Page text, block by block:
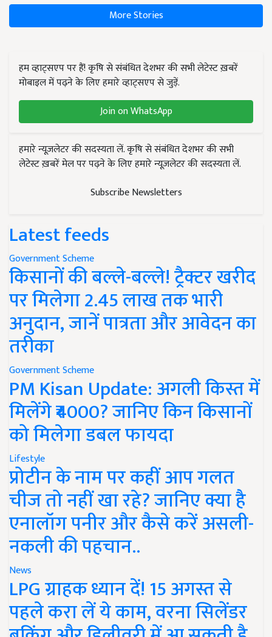
More Stories
हम व्हाट्सएप पर हैं! कृषि से संबंधित देशभर की सभी लेटेस्ट ख़बरें
मोबाइल में पढ़ने के लिए हमारे व्हाट्सएप से जुड़ें.
Join on WhatsApp
हमारे न्यूज़लेटर की सदस्यता लें. कृषि से संबंधित देशभर की सभी
लेटेस्ट ख़बरें मेल पर पढ़ने के लिए हमारे न्यूज़लेटर की सदस्यता लें.
Subscribe Newsletters
Latest feeds
Government Scheme
किसानों की बल्ले-बल्ले! ट्रैक्टर खरीद
पर मिलेगा 2.45 लाख तक भारी
अनुदान, जानें पात्रता और आवेदन का
तरीका
Government Scheme
PM Kisan Update: अगली किस्त में
मिलेंगे ₹4000? जानिए किन किसानों
को मिलेगा डबल फायदा
Lifestyle
प्रोटीन के नाम पर कहीं आप गलत
चीज तो नहीं खा रहे? जानिए क्या है
एनालॉग पनीर और कैसे करें असली-
नकली की पहचान..
News
LPG ग्राहक ध्यान दें! 15 अगस्त से
पहले करा लें ये काम, वरना सिलेंडर